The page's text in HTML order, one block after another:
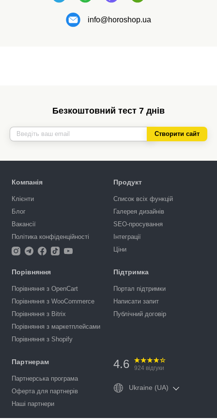
info@horoshop.ua
Безкоштовний тест 7 днів
Створити сайт
Компанія
Клієнти
Блог
Вакансії
Політика конфіденційності
Продукт
Список всіх функцій
Галерея дизайнів
SEO-просування
Інтеграції
Ціни
Порівняння
Порівняння з OpenCart
Порівняння з WooCommerce
Порівняння з Bitrix
Порівняння з маркетплейсами
Порівняння з Shopify
Підтримка
Портал підтримки
Написати запит
Публічний договір
Партнерам
Партнерська програма
Оферта для партнерів
Наші партнери
4.6 924 відгуки
Ukraine (UA)